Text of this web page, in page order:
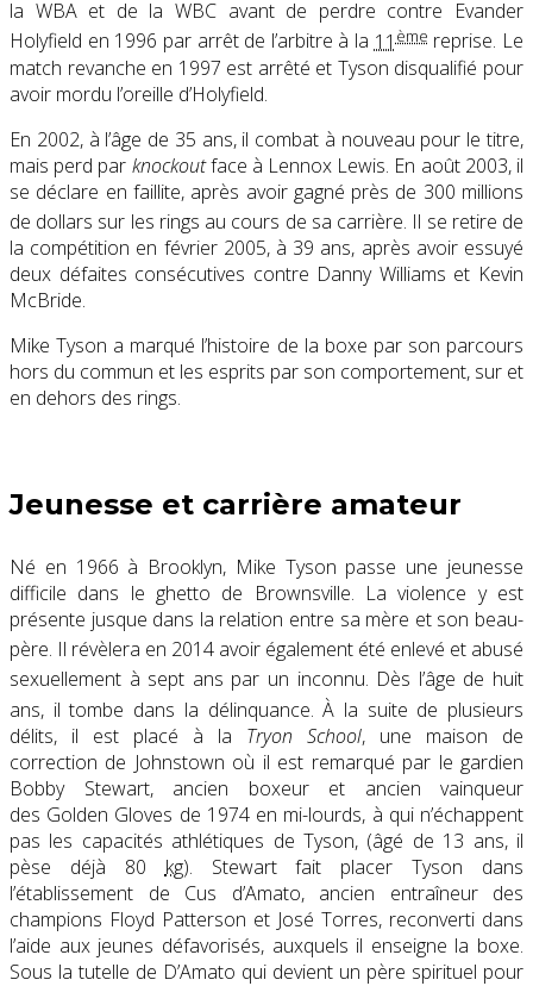
la WBA et de la WBC avant de perdre contre Evander
Holyfield en 1996 par arrêt de l’arbitre à la 11ème reprise. Le
match revanche en 1997 est arrêté et Tyson disqualifié pour
avoir mordu l’oreille d’Holyfield.
En 2002, à l’âge de 35 ans, il combat à nouveau pour le titre,
mais perd par knockoutface à Lennox Lewis. En août 2003, il
se déclare en faillite, après avoir gagné près de 300 millions
de dollars sur les rings au cours de sa carrière. Il se retire de
la compétition en février 2005, à 39 ans, après avoir essuyé
deux défaites consécutives contre Danny Williams et Kevin
McBride.
Mike Tyson a marqué l’histoire de la boxe par son parcours
hors du commun et les esprits par son comportement, sur et
en dehors des rings.
Jeunesse et carrière amateur
Né en 1966 à Brooklyn, Mike Tyson passe une jeunesse
difficile dans le ghetto de Brownsville. La violence y est
présente jusque dans la relation entre sa mère et son beau-
père. Il révèlera en 2014 avoir également été enlevé et abusé
sexuellement à sept ans par un inconnu. Dès l’âge de huit
ans, il tombe dans la délinquance. À la suite de plusieurs
délits, il est placé à la Tryon School, une maison de
correction de Johnstown où il est remarqué par le gardien
Bobby Stewart, ancien boxeur et ancien vainqueur
des Golden Gloves de 1974 en mi-lourds, à qui n’échappent
pas les capacités athlétiques de Tyson, (âgé de 13 ans, il
pèse déjà 80 kg). Stewart fait placer Tyson dans
l’établissement de Cus d’Amato, ancien entraîneur des
champions Floyd Patterson et José Torres, reconverti dans
l’aide aux jeunes défavorisés, auxquels il enseigne la boxe.
Sous la tutelle de D’Amato qui devient un père spirituel pour